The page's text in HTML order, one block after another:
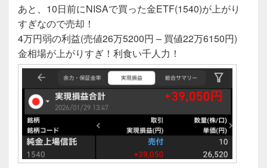
あと、10日前にNISAで買った金ETF(1540)が上がり
すぎなので売却！
4万円弱の利益(売値26万5200円 – 買値22万6150円)
金相場が上がりすぎ！利食い千人力！